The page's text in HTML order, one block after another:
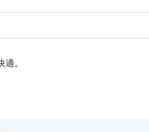
。